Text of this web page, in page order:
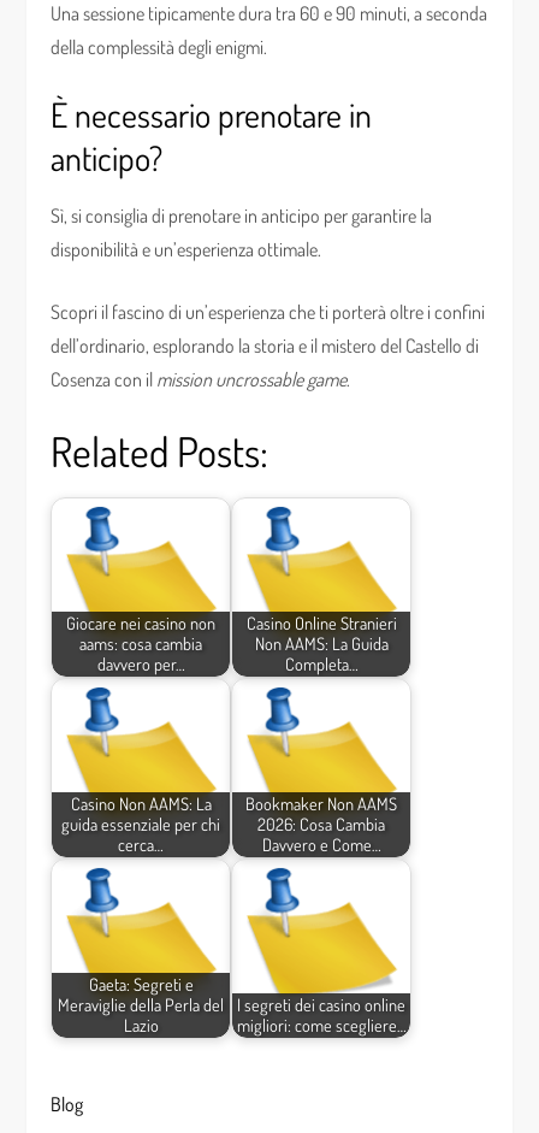
Una sessione tipicamente dura tra 60 e 90 minuti, a seconda
della complessità degli enigmi.
È necessario prenotare in
anticipo?
Sì, si consiglia di prenotare in anticipo per garantire la
disponibilità e un’esperienza ottimale.
Scopri il fascino di un’esperienza che ti porterà oltre i confini
dell’ordinario, esplorando la storia e il mistero del Castello di
Cosenza con il mission uncrossable game.
Related Posts:
Giocare nei casino non
aams: cosa cambia
davvero per…
Casino Online Stranieri
Non AAMS: La Guida
Completa…
Casino Non AAMS: La
guida essenziale per chi
cerca…
Bookmaker Non AAMS
2026: Cosa Cambia
Davvero e Come…
Gaeta: Segreti e
Meraviglie della Perla del
Lazio
I segreti dei casino online
migliori: come scegliere…
Blog